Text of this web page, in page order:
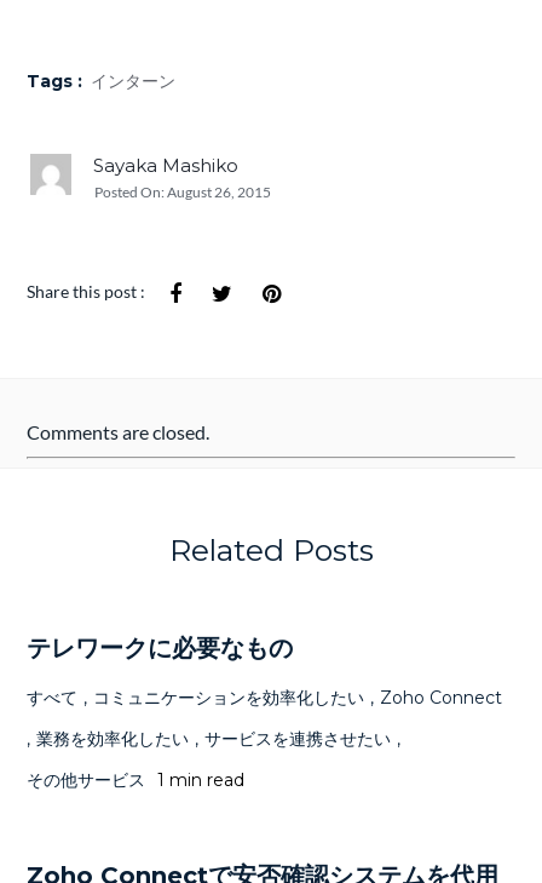
Tags : インターン
Sayaka Mashiko
Posted On:August 26, 2015
Share this post :
Comments are closed.
Related Posts
テレワークに必要なもの
すべて , コミュニケーションを効率化したい , Zoho Connect
, 業務を効率化したい , サービスを連携させたい ,
その他サービス
1 min read
Zoho Connectで安否確認システムを代用